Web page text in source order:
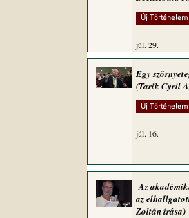
Új Történelem
júl. 29.
Egy
(Tarik Cyril
Új Történelem
júl. 16.
Az
az
Zoltán írása)